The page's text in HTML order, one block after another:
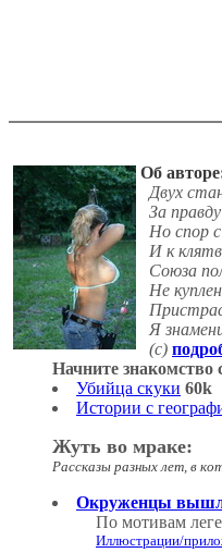
Об
Двух
За
Но спор
И к
Союза
Не
Я
(с)
Начните знакомство
Убийца скуки 60k
Истории с
Жуть во мраке:
Рассказы разных лет, в
Окруженцы
По мотивам
Иллюстрации/